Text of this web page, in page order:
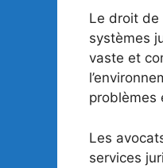
Le droit de
systèmes
vaste et
problèmes
Les
services